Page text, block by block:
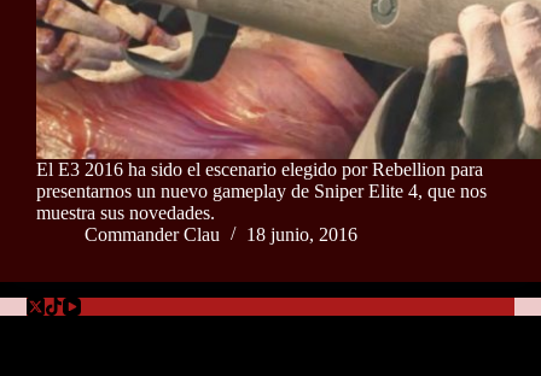
El E3 2016 ha sido el escenario elegido por Rebellion para
presentarnos un nuevo gameplay de Sniper Elite 4, que nos
muestra sus novedades.
Commander Clau
18 junio, 2016